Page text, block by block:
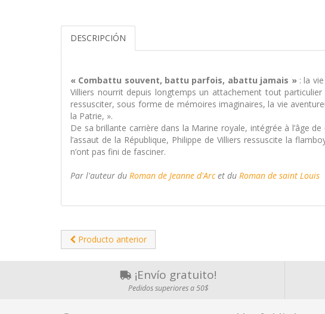
DESCRIPCIÓN
« Combattu souvent, battu parfois, abattu jamais »: la vie
Villiers nourrit depuis longtemps un attachement tout
ressusciter, sous forme de mémoires imaginaires, la vie
la Patrie, ».
De sa brillante carrière dans la Marine royale, intégrée à l’âge
l’assaut de la République, Philippe de Villiers ressuscite la
n’ont pas fini de fasciner.
Par l'auteur du Roman de Jeanne d'Arcet du Roman de saint Louis
Producto anterior
¡Envío gratuito!
Pedidos superiores a 50$